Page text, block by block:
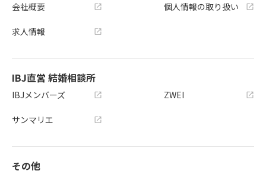
会社概要
求人情報
個人情報の取り扱い
IBJ直営 結婚相談所
IBJメンバーズ
サンマリエ
ZWEI
その他